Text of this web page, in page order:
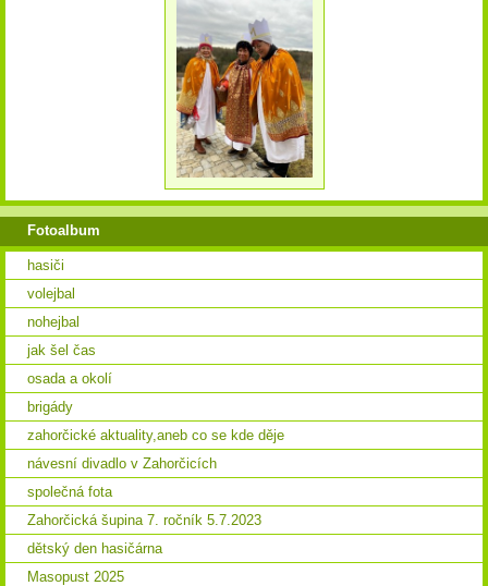
Fotoalbum
hasiči
volejbal
nohejbal
jak šel čas
osada a okolí
brigády
zahorčické aktuality,aneb co se kde děje
návesní divadlo v Zahorčicích
společná fota
Zahorčická šupina 7. ročník 5.7.2023
dětský den hasičárna
Masopust 2025